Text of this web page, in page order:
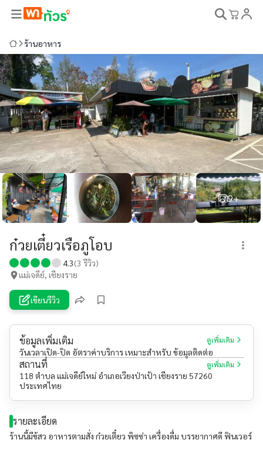
ร้านอาหาร
9+
ก๋วยเตี๋ยวเรือภูโอบ
4.3(3 รีวิว)
แม่เจดีย์, เชียงราย
เขียนรีวิว
ข้อมูลเพิ่มเติม ดูเพิ่มเติม
วันเวลาเปิด-ปิด อัตราค่าบริการ เหมาะสำหรับ ข้อมูลติดต่อ
สถานที่ ดูเพิ่มเติม
118 ตำบล แม่เจดีย์ใหม่ อำเภอเวียงป่าเป้า เชียงราย 57260
ประเทศไทย
รายละเอียด
ร้านนี้มีข้สว อาหารตามสั่ง ก๋วยเตี๋ยว พิซซ่า เครื่องดื่ม บรรยากาศดี ฟินเวอร์